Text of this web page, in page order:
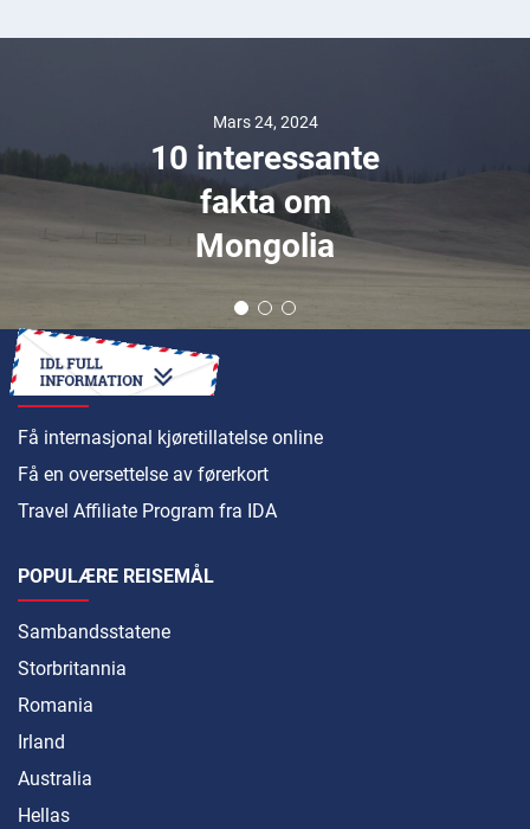
Mars 24, 2024
10 interessante
fakta om
Mongolia
HVORDAN
Få internasjonal kjøretillatelse online
Få en oversettelse av førerkort
Travel Affiliate Program fra IDA
POPULÆRE REISEMÅL
Sambandsstatene
Storbritannia
Romania
Irland
Australia
Hellas